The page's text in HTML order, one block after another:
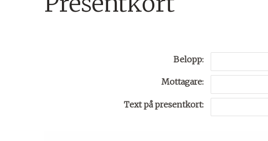
Belopp:
Mottagare:
Text på presentkort: